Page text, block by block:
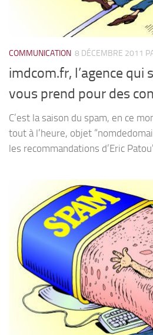
COMMUNICATION 8 DÉCEMBRE 2011
imdcom.fr, l’agence qui
vous prend pour des
C’est la saison du spam, en ce
tout à l’heure, objet
les recommandations d’Eric